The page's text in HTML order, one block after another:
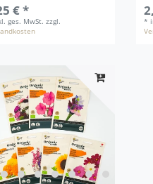
€ *
ges. MwSt. zzgl.
*